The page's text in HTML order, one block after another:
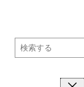
Search